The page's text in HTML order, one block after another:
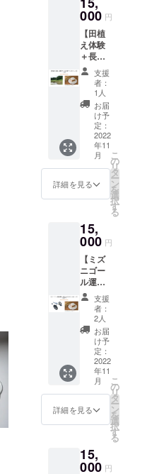
りし、
より良
い商品
開発に
取り組
みま
す。 お
礼と活
動報告
のメー
ルをお
届けし
ます。
※消費
税・送
ひご賞
味くだ
さい。
※お届け
は宅配
便で
す。 ※
お米重
量：5kg
※消費
税・送
料込み
す。 農
家さん
からお
礼の手
紙と、
その農
家さん
が大切
に育て
たお米
5kgが届
きま
す。
「世界
初のミ
ズニ
を、ぜ
ひご賞
味くだ
さい。
安全で
美味し
い食べ
物を食
べたい
と思っ
ている
方、子
どもに
食べさ
せる食
品は慎
重に選
方、ミ
ズニ
000 円
【田植
え体験
＋長野
で大切
に育て
たお米
コー
ス】
15,000
の田植
え体験
と、秋
には収
穫され
たお米
コース
です。
ファミ
リーで
お楽し
みいた
だけま
す。 一
家族一
口でど
うぞ。
田植え
体験を
したら
それで
終わ
り、で
植えし
たその
支援
者：
1人
お届
け予
定：
2022
年11
月
詳細を見る
こ
の
リ
タ
ー
ン
を
選
択
す
る
15,
000 円
【ミズ
ニゴー
ル運転
体験参
加＋長
野で大
切に育
てたお
米コー
ス】
15,000
のミズ
ニゴー
ル使用
の体験
には収
穫され
支援
者：
2人
お届
け予
定：
2022
年11
月
詳細を見る
こ
の
リ
タ
ー
ン
を
選
択
す
る
15,
000 円